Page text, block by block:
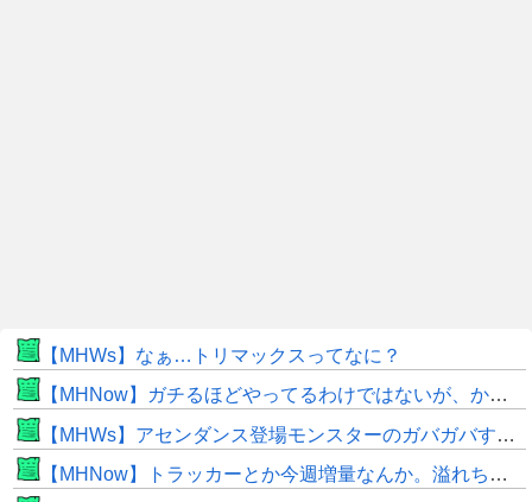
【MHWs】なぁ…トリマックスってなに？
【MHNow】ガチるほどやってるわけではないが、かと言って要撃戦くらいしかやることないんだよな
【MHWs】アセンダンス登場モンスターのガバガバすぎる偽リークきたな
【MHNow】トラッカーとか今週増量なんか。溢れちゃうから来週にして欲しいわ何狩れいうねん